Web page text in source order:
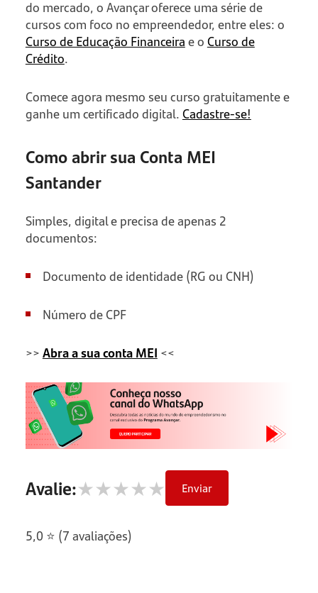
do mercado, o Avançar oferece uma série de
cursos com foco no empreendedor, entre eles: o
Curso de Educação Financeirae oCurso de
Crédito.
Comece agora mesmo seu curso gratuitamente e
ganhe um certificado digital.Cadastre-se!
Como abrir sua Conta MEI
Santander
Simples, digital e precisa de apenas 2
documentos:
Documento de identidade (RG ou CNH)
Número de CPF
>>Abra a sua conta MEI <<
Avalie: ★
★
★
★
★ Enviar
5,0 ⭐ (7 avaliações)